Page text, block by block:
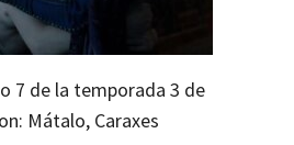
7 de la temporada 3 de
Mátalo, Caraxes